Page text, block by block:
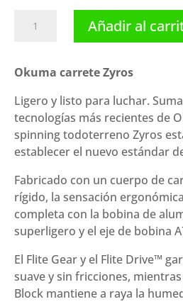
carrete
cantidad
Añadir al
Okuma carrete Zyros
Ligero y listo para luchar.
tecnologías más recientes de
spinning todoterreno Zyros
establecer el nuevo estándar
Fabricado con un cuerpo de
rígido, la sensación
completa con la bobina de
superligero y el eje de bobina
El Flite Gear y el Flite Drive™
suave y sin fricciones,
Block mantiene a raya la